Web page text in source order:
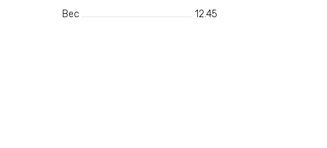
Вес
12.45